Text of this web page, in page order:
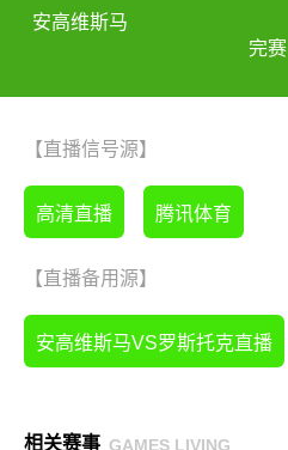
安高维斯马
完赛
【直播信号源】
高清直播 腾讯体育
【直播备用源】
安高维斯马VS罗斯托克直播
相关赛事 GAMES LIVING